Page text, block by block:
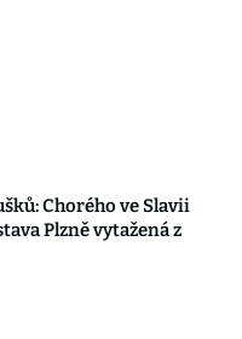
Chorého ve Slavii
Plzně vytažená z